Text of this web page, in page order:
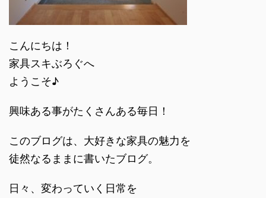
こんにちは！
家具スキぶろぐへ
ようこそ♪
興味ある事がたくさんある毎日！
このブログは、大好きな家具の魅力を
徒然なるままに書いたブログ。
日々、変わっていく日常を